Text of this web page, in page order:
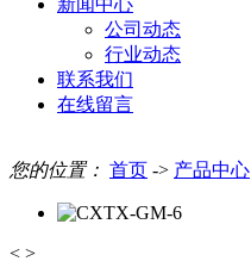
新闻中心
公司动态
行业动态
联系我们
在线留言
您的位置： 首页 -> 产品中心
< >